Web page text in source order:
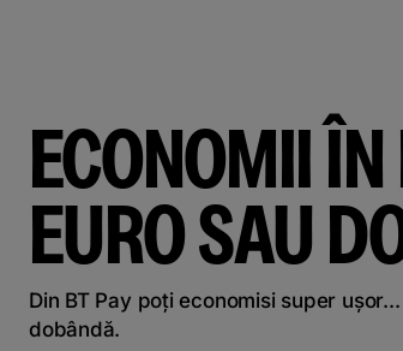
ECONOMII ÎN
EURO SAU
Din BT Pay poți economisi super
dobândă.